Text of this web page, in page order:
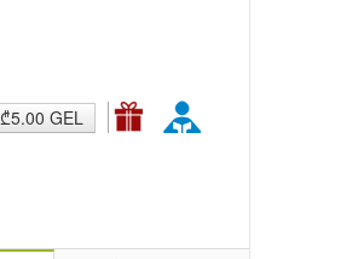
₾5.00 GEL